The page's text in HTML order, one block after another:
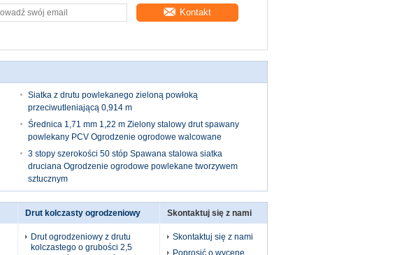
Kontakt
Siatka z drutu powlekanego zieloną powłoką
przeciwutleniającą 0,914 m
Średnica 1,71 mm 1,22 m Zielony stalowy drut spawany
powlekany PCV Ogrodzenie ogrodowe walcowane
3 stopy szerokości 50 stóp Spawana stalowa siatka
druciana Ogrodzenie ogrodowe powlekane tworzywem
sztucznym
Drut kolczasty ogrodzeniowy
Drut ogrodzeniowy z drutu
kolczastego o grubości 2,5
Skontaktuj się z nami
Skontaktuj się z nami
Poprosić o wycenę